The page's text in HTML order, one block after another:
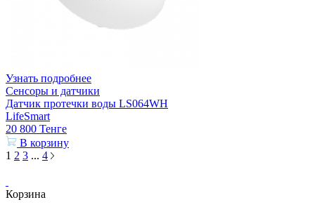
Узнать подробнее
Сенсоры и датчики
Датчик протечки воды LS064WH
LifeSmart
20 800 Тенге
В корзину
1 2 3 ... 4
Корзина